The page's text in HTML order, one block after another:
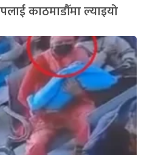
काठमाडौँमा ल्याइयो